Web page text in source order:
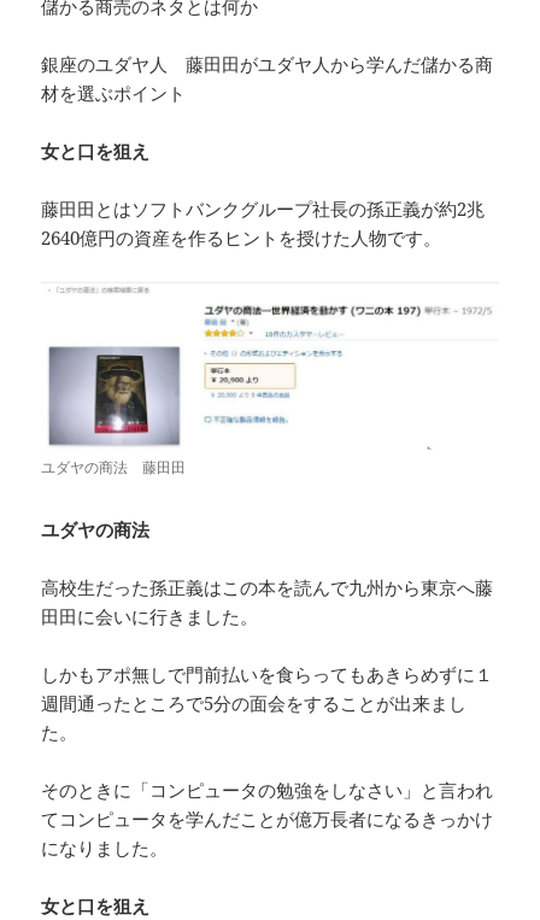
儲かる商売のネタとは何か
銀座のユダヤ人 藤田田がユダヤ人から学んだ儲かる商
材を選ぶポイント
女と口を狙え
藤田田とはソフトバンクグループ社長の孫正義が約2兆
2640億円の資産を作るヒントを授けた人物です。
ユダヤの商法 藤田田
ユダヤの商法
高校生だった孫正義はこの本を読んで九州から東京へ藤
田田に会いに行きました。
しかもアポ無しで門前払いを食らってもあきらめずに１
週間通ったところで5分の面会をすることが出来まし
た。
そのときに「コンピュータの勉強をしなさい」と言われ
てコンピュータを学んだことが億万長者になるきっかけ
になりました。
女と口を狙え